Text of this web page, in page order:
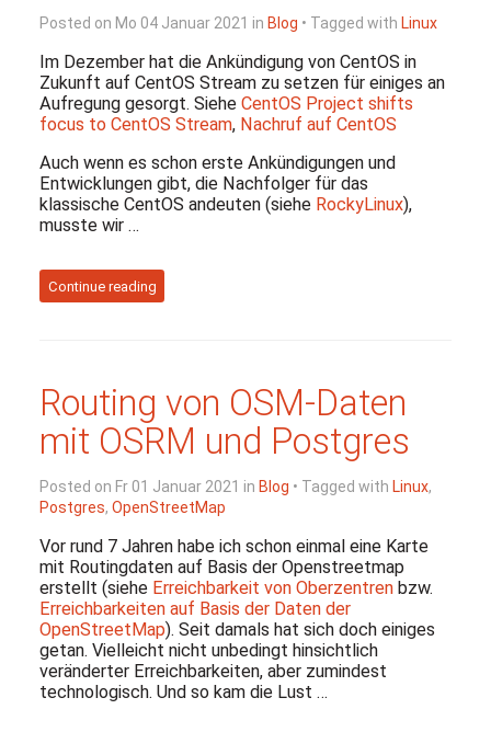
Posted on Mo 04 Januar 2021 in Blog • Tagged with Linux
Im Dezember hat die Ankündigung von CentOS in
Zukunft auf CentOS Stream zu setzen für einiges an
Aufregung gesorgt. Siehe CentOS Project shifts
focus to CentOS Stream, Nachruf auf CentOS
Auch wenn es schon erste Ankündigungen und
Entwicklungen gibt, die Nachfolger für das
klassische CentOS andeuten (siehe RockyLinux),
musste wir …
Continue reading
Routing von OSM-Daten
mit OSRM und Postgres
Posted on Fr 01 Januar 2021 in Blog • Tagged with Linux,
Postgres, OpenStreetMap
Vor rund 7 Jahren habe ich schon einmal eine Karte
mit Routingdaten auf Basis der Openstreetmap
erstellt (siehe Erreichbarkeit von Oberzentrenbzw.
Erreichbarkeiten auf Basis der Daten der
OpenStreetMap). Seit damals hat sich doch einiges
getan. Vielleicht nicht unbedingt hinsichtlich
veränderter Erreichbarkeiten, aber zumindest
technologisch. Und so kam die Lust …